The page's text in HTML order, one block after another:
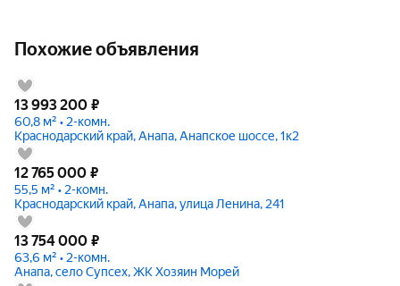
Похожие объявления
13 993 200 ₽
60,8 м² • 2-комн.
Краснодарский край, Анапа, Анапское шоссе, 1к2
12 765 000 ₽
55,5 м² • 2-комн.
Краснодарский край, Анапа, улица Ленина, 241
13 754 000 ₽
63,6 м² • 2-комн.
Анапа, село Супсех, ЖК Хозяин Морей